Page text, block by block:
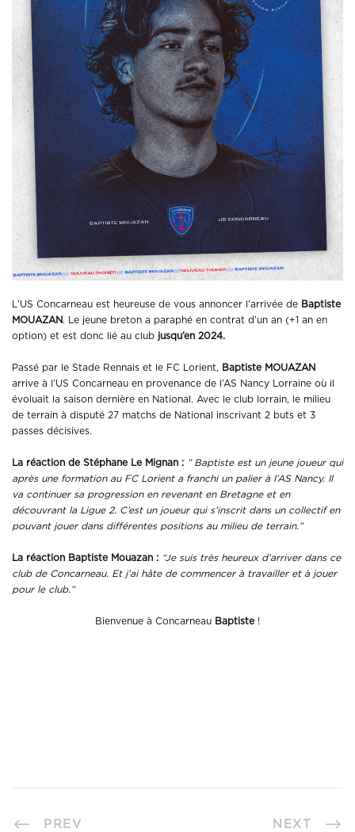
L’US Concarneau est heureuse de vous annoncer l’arrivée de Baptiste
MOUAZAN. Le jeune breton a paraphé en contrat d’un an (+1 an en
option) et est donc lié au club jusqu’en 2024.
Passé par le Stade Rennais et le FC Lorient, Baptiste MOUAZAN
arrive à l’US Concarneau en provenance de l’AS Nancy Lorraine où il
évoluait la saison dernière en National. Avec le club lorrain, le milieu
de terrain à disputé 27 matchs de National inscrivant 2 buts et 3
passes décisives.
La réaction de Stéphane Le Mignan : ” Baptiste est un jeune joueur qui
après une formation au FC Lorient a franchi un palier à l’AS Nancy. Il
va continuer sa progression en revenant en Bretagne et en
découvrant la Ligue 2. C’est un joueur qui s’inscrit dans un collectif en
pouvant jouer dans différentes positions au milieu de terrain.”
La réaction Baptiste Mouazan : “Je suis très heureux d’arriver dans ce
club de Concarneau. Et j’ai hâte de commencer à travailler et à jouer
pour le club.”
Bienvenue à Concarneau Baptiste !
PREV NEXT